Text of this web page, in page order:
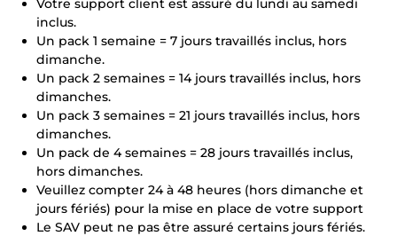
Votre support client est assuré du lundi au samedi
inclus.
Un pack 1 semaine = 7 jours travaillés inclus, hors
dimanche.
Un pack 2 semaines = 14 jours travaillés inclus, hors
dimanches.
Un pack 3 semaines = 21 jours travaillés inclus, hors
dimanches.
Un pack de 4 semaines = 28 jours travaillés inclus,
hors dimanches.
Veuillez compter 24 à 48 heures (hors dimanche et
jours fériés) pour la mise en place de votre support
Le SAV peut ne pas être assuré certains jours fériés.